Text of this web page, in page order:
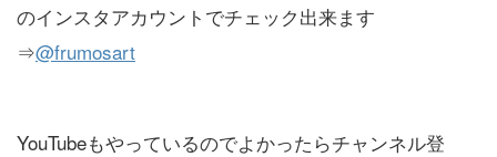
のインスタアカウントでチェック出来ます
⇒@frumosart
YouTubeもやっているのでよかったらチャンネル登